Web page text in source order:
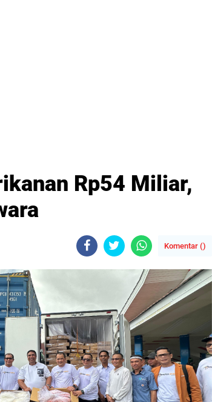
Rp54 Miliar,
Komentar ()